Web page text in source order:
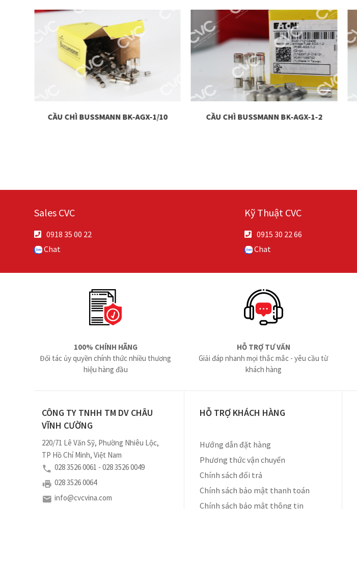
CẦU CHÌ BUSSMANN BK-AGX-1/10 CẦU CHÌ BUSSMANN BK-AGX-1-2
Sales CVC
0918 35 00 22
Chat
Kỹ Thuật CVC
0915 30 22 66
Chat
100% CHÍNH HÃNG
Đối tác ủy quyền chính thức nhiều thương
hiệu hàng đầu
HỖ TRỢ TƯ VẤN
Giải đáp nhanh mọi thắc mắc - yêu cầu từ
khách hàng
CÔNG TY TNHH TM DV CHÂU
VĨNH CƯỜNG
220/71 Lê Văn Sỹ, Phường Nhiêu Lộc,
TP Hồ Chí Minh, Việt Nam
028 3526 0061 - 028 3526 0049
028 3526 0064
info@cvcvina.com
HỖ TRỢ KHÁCH HÀNG
Hướng dẫn đặt hàng
Phương thức vận chuyển
Chính sách đổi trả
Chính sách bảo mật thanh toán
Chính sách bảo mật thông tin